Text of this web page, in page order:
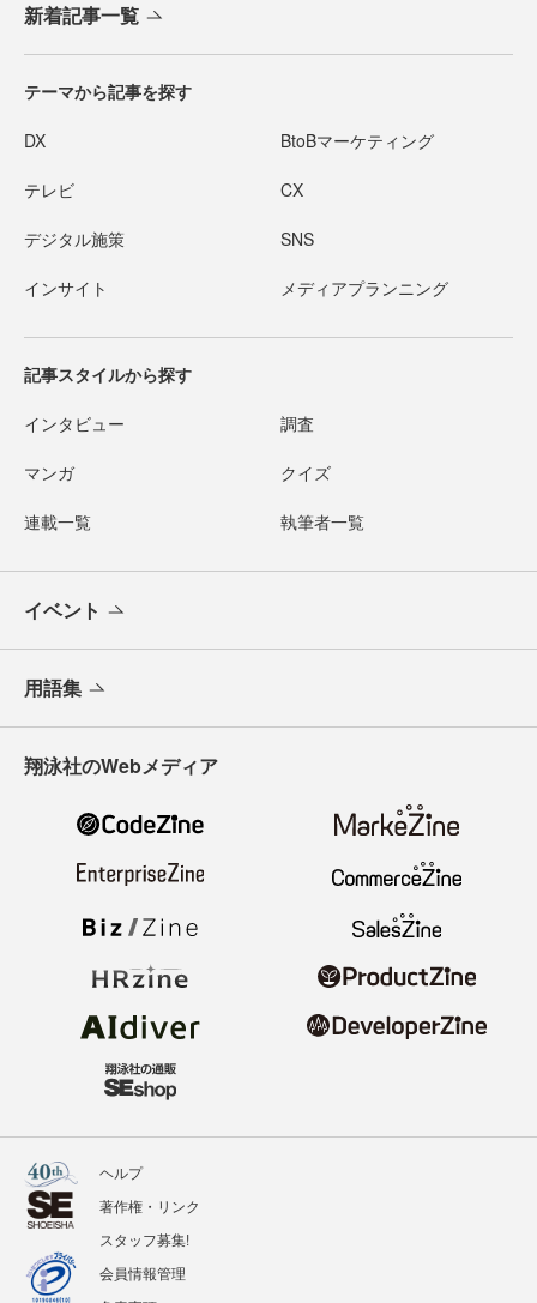
新着記事一覧
テーマから記事を探す
DX BtoBマーケティング
テレビ CX
デジタル施策 SNS
インサイト メディアプランニング
記事スタイルから探す
インタビュー 調査
マンガ クイズ
連載一覧 執筆者一覧
イベント
用語集
翔泳社のWebメディア
ヘルプ
著作権・リンク
スタッフ募集!
会員情報管理